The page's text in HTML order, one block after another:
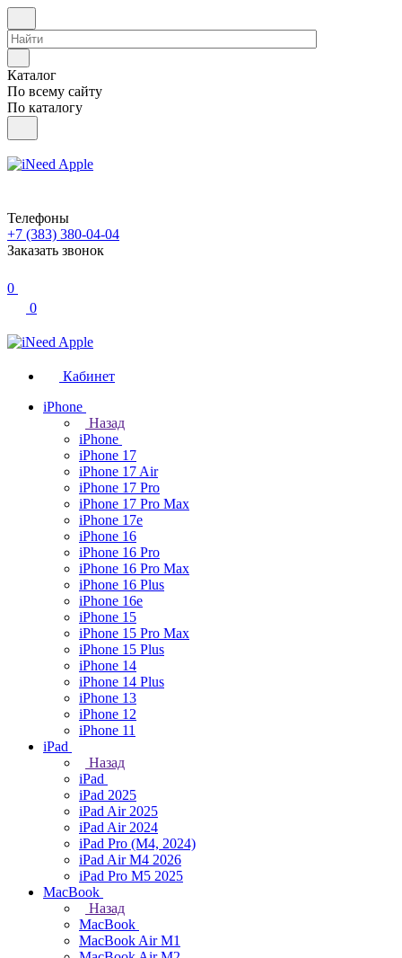
Каталог
По всему сайту
По каталогу
Телефоны
+7 (383) 380-04-04
Заказать звонок
0
0
Кабинет
iPhone
Назад
iPhone
iPhone 17
iPhone 17 Air
iPhone 17 Pro
iPhone 17 Pro Max
iPhone 17e
iPhone 16
iPhone 16 Pro
iPhone 16 Pro Max
iPhone 16 Plus
iPhone 16e
iPhone 15
iPhone 15 Pro Max
iPhone 15 Plus
iPhone 14
iPhone 14 Plus
iPhone 13
iPhone 12
iPhone 11
iPad
Назад
iPad
iPad 2025
iPad Air 2025
iPad Air 2024
iPad Pro (M4, 2024)
iPad Air M4 2026
iPad Pro M5 2025
MacBook
Назад
MacBook
MacBook Air M1